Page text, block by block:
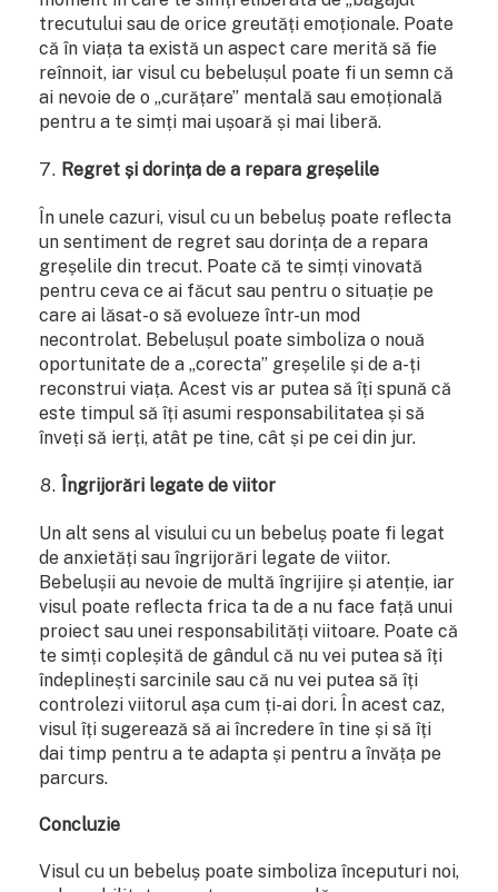
trecutului sau de orice greutăți emoționale. Poate
că în viața ta există un aspect care merită să fie
reînnoit, iar visul cu bebelușul poate fi un semn că
ai nevoie de o „curățare” mentală sau emoțională
pentru a te simți mai ușoară și mai liberă.
Regret și dorința de a repara greșelile
În unele cazuri, visul cu un bebeluș poate reflecta
un sentiment de regret sau dorința de a repara
greșelile din trecut. Poate că te simți vinovată
pentru ceva ce ai făcut sau pentru o situație pe
care ai lăsat-o să evolueze într-un mod
necontrolat. Bebelușul poate simboliza o nouă
oportunitate de a „corecta” greșelile și de a-ți
reconstrui viața. Acest vis ar putea să îți spună că
este timpul să îți asumi responsabilitatea și să
înveți să ierți, atât pe tine, cât și pe cei din jur.
Îngrijorări legate de viitor
Un alt sens al visului cu un bebeluș poate fi legat
de anxietăți sau îngrijorări legate de viitor.
Bebelușii au nevoie de multă îngrijire și atenție, iar
visul poate reflecta frica ta de a nu face față unui
proiect sau unei responsabilități viitoare. Poate că
te simți copleșită de gândul că nu vei putea să îți
îndeplinești sarcinile sau că nu vei putea să îți
controlezi viitorul așa cum ți-ai dori. În acest caz,
visul îți sugerează să ai încredere în tine și să îți
dai timp pentru a te adapta și pentru a învăța pe
parcurs.
Concluzie
Visul cu un bebeluș poate simboliza începuturi noi,